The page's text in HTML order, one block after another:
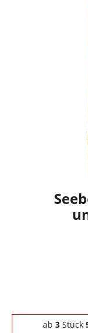
Staffelpreise -
ab 3Stück